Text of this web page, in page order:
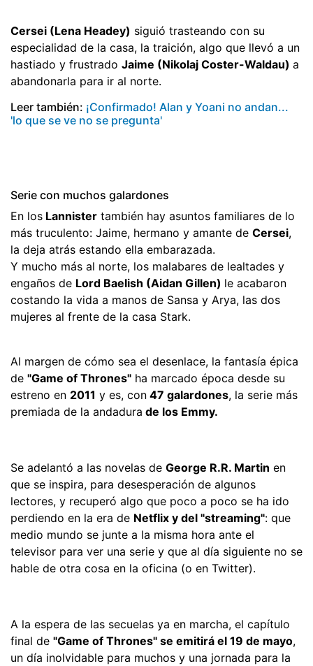
Cersei (Lena Headey) siguió trasteando con su
especialidad de la casa, la traición, algo que llevó a un
hastiado y frustrado Jaime (Nikolaj Coster-Waldau) a
abandonarla para ir al norte.
Leer también: ¡Confirmado! Alan y Yoani no andan...
'lo que se ve no se pregunta'
Serie con muchos galardones
En los Lannister también hay asuntos familiares de lo
más truculento: Jaime, hermano y amante de Cersei,
la deja atrás estando ella embarazada.
Y mucho más al norte, los malabares de lealtades y
engaños de Lord Baelish (Aidan Gillen) le acabaron
costando la vida a manos de Sansa y Arya, las dos
mujeres al frente de la casa Stark.
Al margen de cómo sea el desenlace, la fantasía épica
de "Game of Thrones" ha marcado época desde su
estreno en 2011 y es, con 47 galardones, la serie más
premiada de la andadura de los Emmy.
Se adelantó a las novelas de George R.R. Martin en
que se inspira, para desesperación de algunos
lectores, y recuperó algo que poco a poco se ha ido
perdiendo en la era de Netflix y del "streaming": que
medio mundo se junte a la misma hora ante el
televisor para ver una serie y que al día siguiente no se
hable de otra cosa en la oficina (o en Twitter).
A la espera de las secuelas ya en marcha, el capítulo
final de "Game of Thrones" se emitirá el 19 de mayo,
un día inolvidable para muchos y una jornada para la